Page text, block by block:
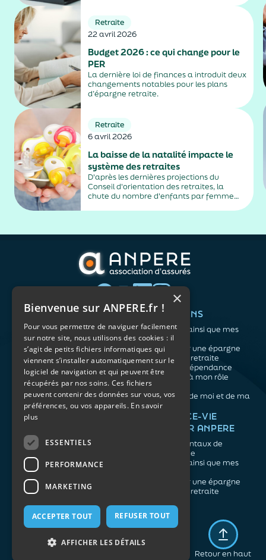
parfaitement à jour. Pourtant, vérifier
régulièrement ses droits permet
d’anticiper, de...
Retraite
22 avril 2026
Budget 2026 : ce qui change pour le
PER
La dernière loi de finances a introduit deux
changements notables pour les plans
d’épargne retraite.
Retraite
6 avril 2026
La baisse de la natalité impacte le
système des retraites
D'après les dernières projections du
Conseil d'orientation des retraites, la
chute du nombre d'enfants par femme
Retour en haut
Mentions légales
Politique de confidentialité
QUI SOMMES-NOUS ?
L'association
Notre organisation
L’équipe
Les atouts du contrat
associatif
VOS BESOINS
Me protéger ainsi que mes
proches
Me constituer une épargne
Préparer ma retraite
Anticiper la dépendance
Me préparer à mon rôle
d'aidant
Prendre soin de moi et de ma
santé
NOS ARTICLES
Retraite
Prévoyance
Dépendance
Aidants
ASSURANCE-VIE
FACILE PAR ANPERE
Les fondamentaux de
l'assurance vie
Me protéger ainsi que mes
Me constituer une épargne
Préparer ma retraite
×
Bienvenue sur ANPERE.fr !
Pour vous permettre de naviguer facilement
sur notre site, nous utilisons des cookies : il
s’agit de petits fichiers informatiques qui
viennent s’installer automatiquement sur le
logiciel de navigation et qui peuvent être
récupérés par nos soins. Ces fichiers
peuvent contenir des données sur vous, vos
préférences, ou vos appareils. En savoir
plus
ESSENTIELS
PERFORMANCE
MARKETING
ACCEPTER TOUT REFUSER TOUT
AFFICHER LES DÉTAILS